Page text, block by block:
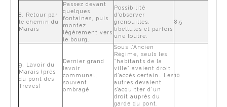
8. Retour par
le chemin du
Marais
Passez devant
quelques
fontaines, puis
montez
légèrement vers
le bourg.
Possibilité
d’observer
grenouilles,
libellules et parfois
une loutre.
8,5
9. Lavoir du
Marais (près
du pont des
Trèves)
Dernier grand
lavoir
communal,
souvent
ombragé.
Sous l’Ancien
Régime, seuls les
“habitants de la
ville” avaient droit
d’accès certain… Les
autres devaient
s’acquitter d’un
droit auprès du
garde du pont.
10